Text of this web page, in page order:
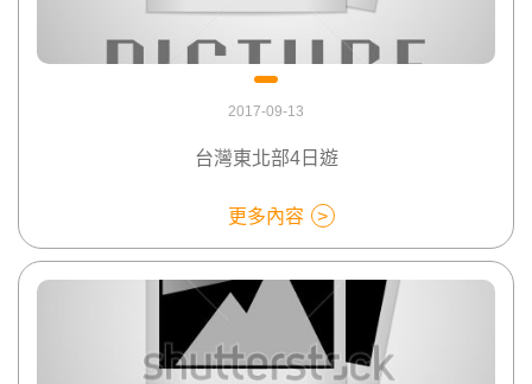
2017-09-13
台灣東北部4日遊
更多內容